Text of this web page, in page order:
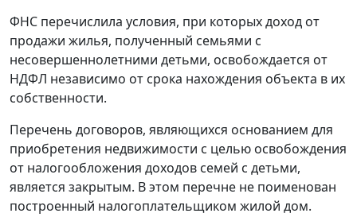
ФНС перечислила условия, при которых доход от
продажи жилья, полученный семьями с
несовершеннолетними детьми, освобождается от
НДФЛ независимо от срока нахождения объекта в их
собственности.
Перечень договоров, являющихся основанием для
приобретения недвижимости с целью освобождения
от налогообложения доходов семей с детьми,
является закрытым. В этом перечне не поименован
построенный налогоплательщиком жилой дом.